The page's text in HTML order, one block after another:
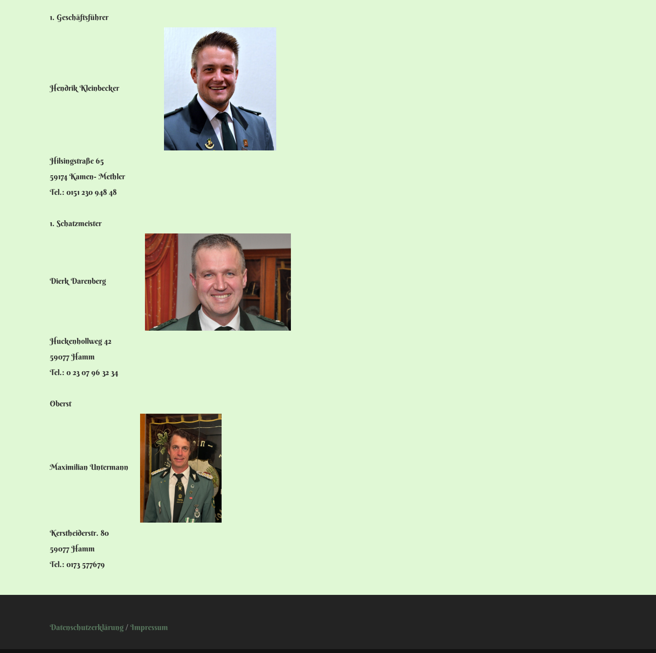
1. Geschäftsführer
Hendrik Kleinbecker
Hilsingstraße 65
59174 Kamen- Methler
Tel.: 0151 230 948 48
1. Schatzmeister
Dierk Darenberg
Huckenhollweg 42
59077 Hamm
Tel.: 0 23 07 96 32 34
Oberst
Maximilian Untermann
Kerstheiderstr. 80
59077 Hamm
Tel.: 0173 577679
Datenschutzerklärung / Impressum